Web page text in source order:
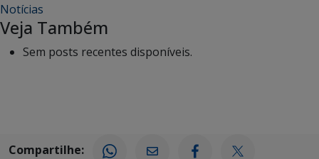
Notícias
Veja Também
Sem posts recentes disponíveis.
Compartilhe: